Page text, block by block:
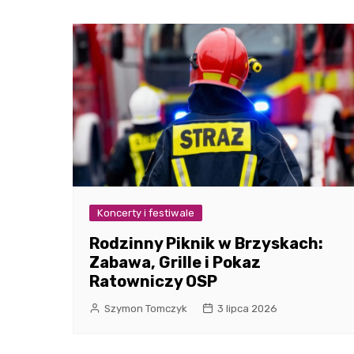
Koncerty i festiwale
Rodzinny Piknik w Brzyskach:
Zabawa, Grille i Pokaz
Ratowniczy OSP
Szymon Tomczyk 3 lipca 2026